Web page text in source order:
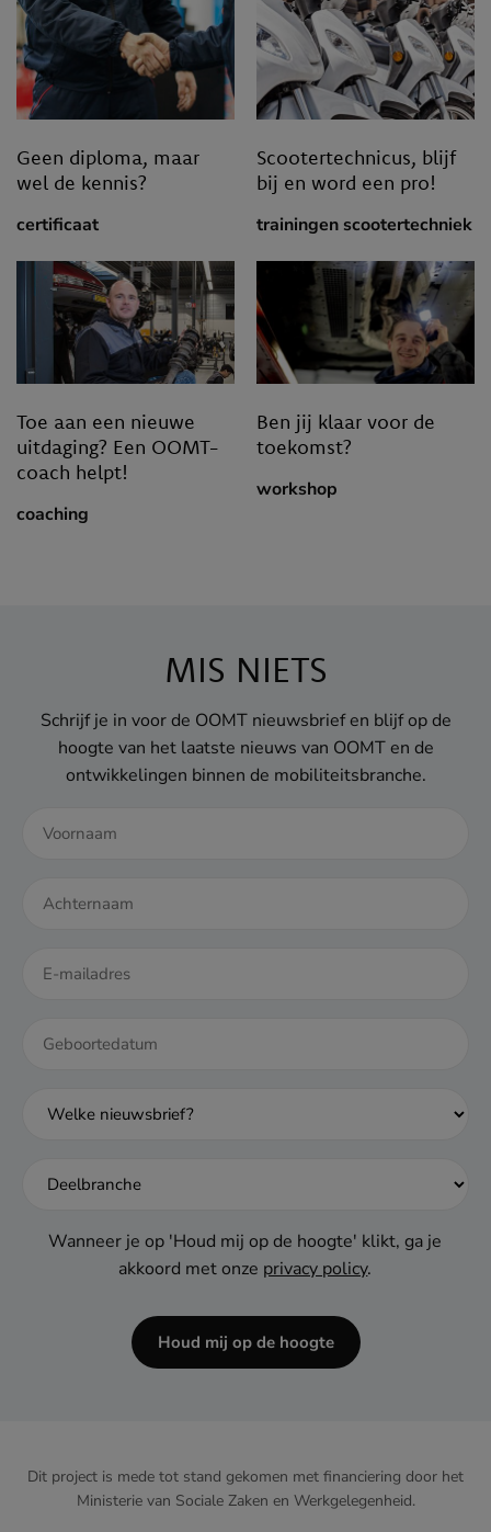
Geen diploma, maar
wel de kennis?
certificaat
Scootertechnicus, blijf
bij en word een pro!
trainingen scootertechniek
Toe aan een nieuwe
uitdaging? Een OOMT-
coach helpt!
coaching
Ben jij klaar voor de
toekomst?
workshop
MIS NIETS
Schrijf je in voor de OOMT nieuwsbrief en blijf op de
hoogte van het laatste nieuws van OOMT en de
ontwikkelingen binnen de mobiliteitsbranche.
DD
MM
Wanneer je op 'Houd mij op de hoogte' klikt, ga je
akkoord met onze privacy policy.
Houd mij op de hoogte
Dit project is mede tot stand gekomen met financiering door het
Ministerie van Sociale Zaken en Werkgelegenheid.